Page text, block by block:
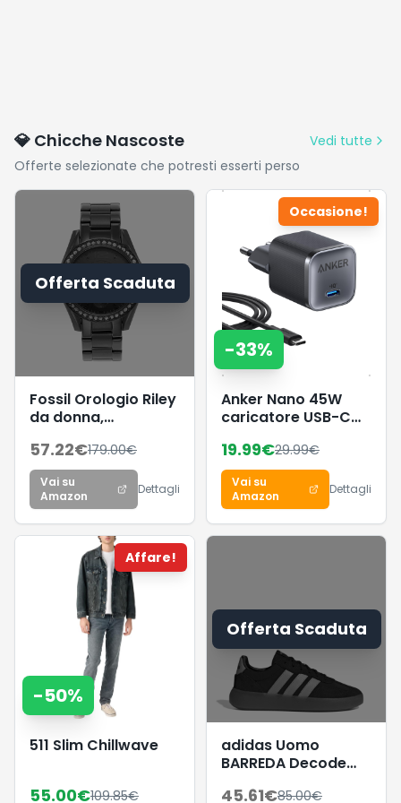
💎 Chicche Nascoste
Vedi tutte
Offerte selezionate che potresti esserti perso
Offerta Scaduta
Fossil Orologio Riley
da donna,
quarzo
multifunzione,
cassa in acciaio
inossidabile nera da
38 mm con
bracciale in acciaio
inossidabile, ES4519
57.22€179.00€
Vai su
Amazon
Dettagli
Occasione!
-33%
Anker Nano 45W
caricatore USB-C
pieghevole
19.99€29.99€
Vai su
Amazon
Dettagli
Affare!
-50%
511 Slim Chillwave
55.00€109.85€
Offerta Scaduta
adidas Uomo
BARREDA Decode
Black/Lucid
45.61€85.00€